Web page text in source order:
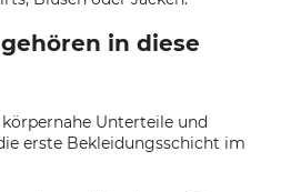
in diese
Unterteile und
erste Bekleidungsschicht im